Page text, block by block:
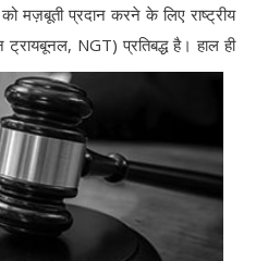
मज़बूती प्रदान करने के लिए राष्ट्रीय
ट्रायबूनल, NGT) प्रतिबद्ध है। हाल ही